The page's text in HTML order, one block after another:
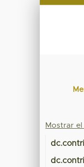
Mostrar